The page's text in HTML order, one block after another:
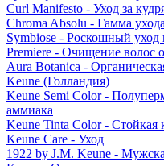
Curl Manifesto - Уход за
Chroma Absolu - Гамма
Symbiose - Роскошный уход
Premiere - Очищение волос
Aura Botanica -
Keune (Голландия)
Keune Semi Color -
аммиака
Keune Tinta Color - Стойкая
Keune Care - Уход
1922 by J.M. Keune -